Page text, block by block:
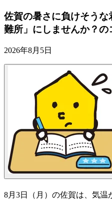
佐賀の暑さに負けそう
難所」にしませんか？の
2026年8月5日
8月3日（月）の佐賀は、気温